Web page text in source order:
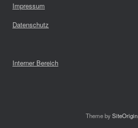
Impressum
Datenschutz
Interner Bereich
Theme bySiteOrigin